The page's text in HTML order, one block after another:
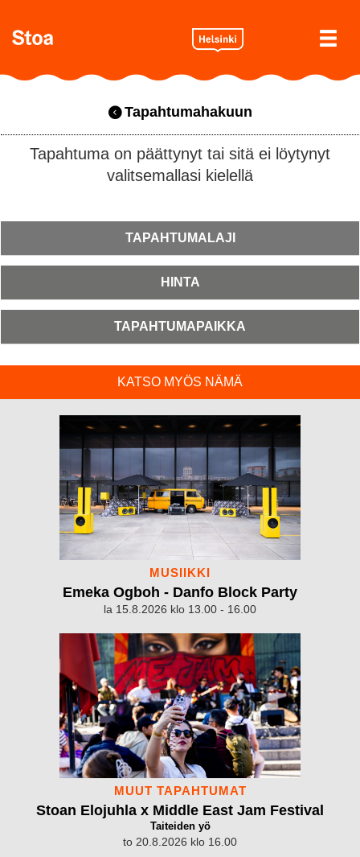
Tapahtumahakuun
Tapahtuma on päättynyt tai sitä ei löytynyt
valitsemallasi kielellä
TAPAHTUMALAJI
HINTA
TAPAHTUMAPAIKKA
KATSO MYÖS NÄMÄ
MUSIIKKI
Emeka Ogboh - Danfo Block Party
la 15.8.2026 klo 13.00 - 16.00
MUUT TAPAHTUMAT
Stoan Elojuhla x Middle East Jam Festival
Taiteiden yö
to 20.8.2026 klo 16.00